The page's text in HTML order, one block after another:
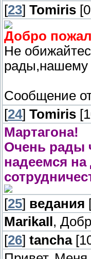
[23] Tomiris
Добро
Не
рады,нашему
Сообщение
[24] Tomiris
Мартагона!
Очень рады
надеемся на
[25] ведания
MarikaIl ,
[26] tancha